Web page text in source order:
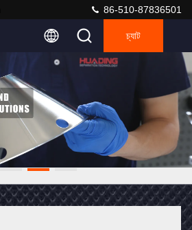
86-510-87836501
চ্যাট